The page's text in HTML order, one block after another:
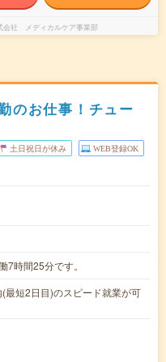
会社 メディカルケア事業部
のお仕事！チュー
土日祝日が休み WEB登録OK
時間25分です。
最短2日目)のスピード就業が可